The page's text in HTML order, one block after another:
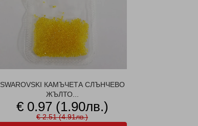
SWAROVSKI КАМЪЧЕТА СЛЪНЧЕВО
ЖЪЛТО...
€ 0.97 (1.90лв.)
€ 2.51 (4.91лв.)